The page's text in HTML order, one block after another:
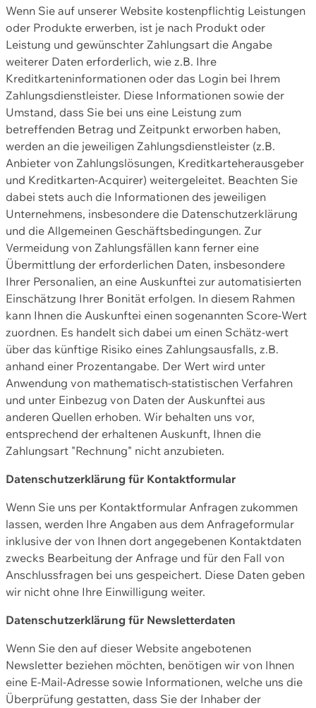
Wenn Sie auf unserer Website kostenpflichtig Leistungen
oder Produkte erwerben, ist je nach Produkt oder
Leistung und gewünschter Zahlungsart die Angabe
weiterer Daten erforderlich, wie z.B. Ihre
Kreditkarteninformationen oder das Login bei Ihrem
Zahlungsdienstleister. Diese Informationen sowie der
Umstand, dass Sie bei uns eine Leistung zum
betreffenden Betrag und Zeitpunkt erworben haben,
werden an die jeweiligen Zahlungsdienstleister (z.B.
Anbieter von Zahlungslösungen, Kreditkarteherausgeber
und Kreditkarten-Acquirer) weitergeleitet. Beachten Sie
dabei stets auch die Informationen des jeweiligen
Unternehmens, insbesondere die Datenschutzerklärung
und die Allgemeinen Geschäftsbedingungen. Zur
Vermeidung von Zahlungsfällen kann ferner eine
Übermittlung der erforderlichen Daten, insbesondere
Ihrer Personalien, an eine Auskunftei zur automatisierten
Einschätzung Ihrer Bonität erfolgen. In diesem Rahmen
kann Ihnen die Auskunftei einen sogenannten Score-Wert
zuordnen. Es handelt sich dabei um einen Schätz-wert
über das künftige Risiko eines Zahlungsausfalls, z.B.
anhand einer Prozentangabe. Der Wert wird unter
Anwendung von mathematisch-statistischen Verfahren
und unter Einbezug von Daten der Auskunftei aus
anderen Quellen erhoben. Wir behalten uns vor,
entsprechend der erhaltenen Auskunft, Ihnen die
Zahlungsart "Rechnung" nicht anzubieten.
Datenschutzerklärung für Kontaktformular
Wenn Sie uns per Kontaktformular Anfragen zukommen
lassen, werden Ihre Angaben aus dem Anfrageformular
inklusive der von Ihnen dort angegebenen Kontaktdaten
zwecks Bearbeitung der Anfrage und für den Fall von
Anschlussfragen bei uns gespeichert. Diese Daten geben
wir nicht ohne Ihre Einwilligung weiter.
Datenschutzerklärung für Newsletterdaten
Wenn Sie den auf dieser Website angebotenen
Newsletter beziehen möchten, benötigen wir von Ihnen
eine E-Mail-Adresse sowie Informationen, welche uns die
Überprüfung gestatten, dass Sie der Inhaber der